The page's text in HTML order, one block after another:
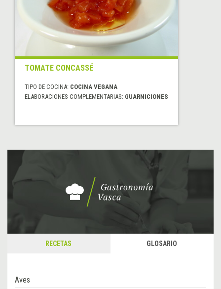
TOMATE CONCASSÉ
TIPO DE COCINA: COCINA VEGANA
ELABORACIONES COMPLEMENTARIAS: GUARNICIONES
RECETAS GLOSARIO
Aves